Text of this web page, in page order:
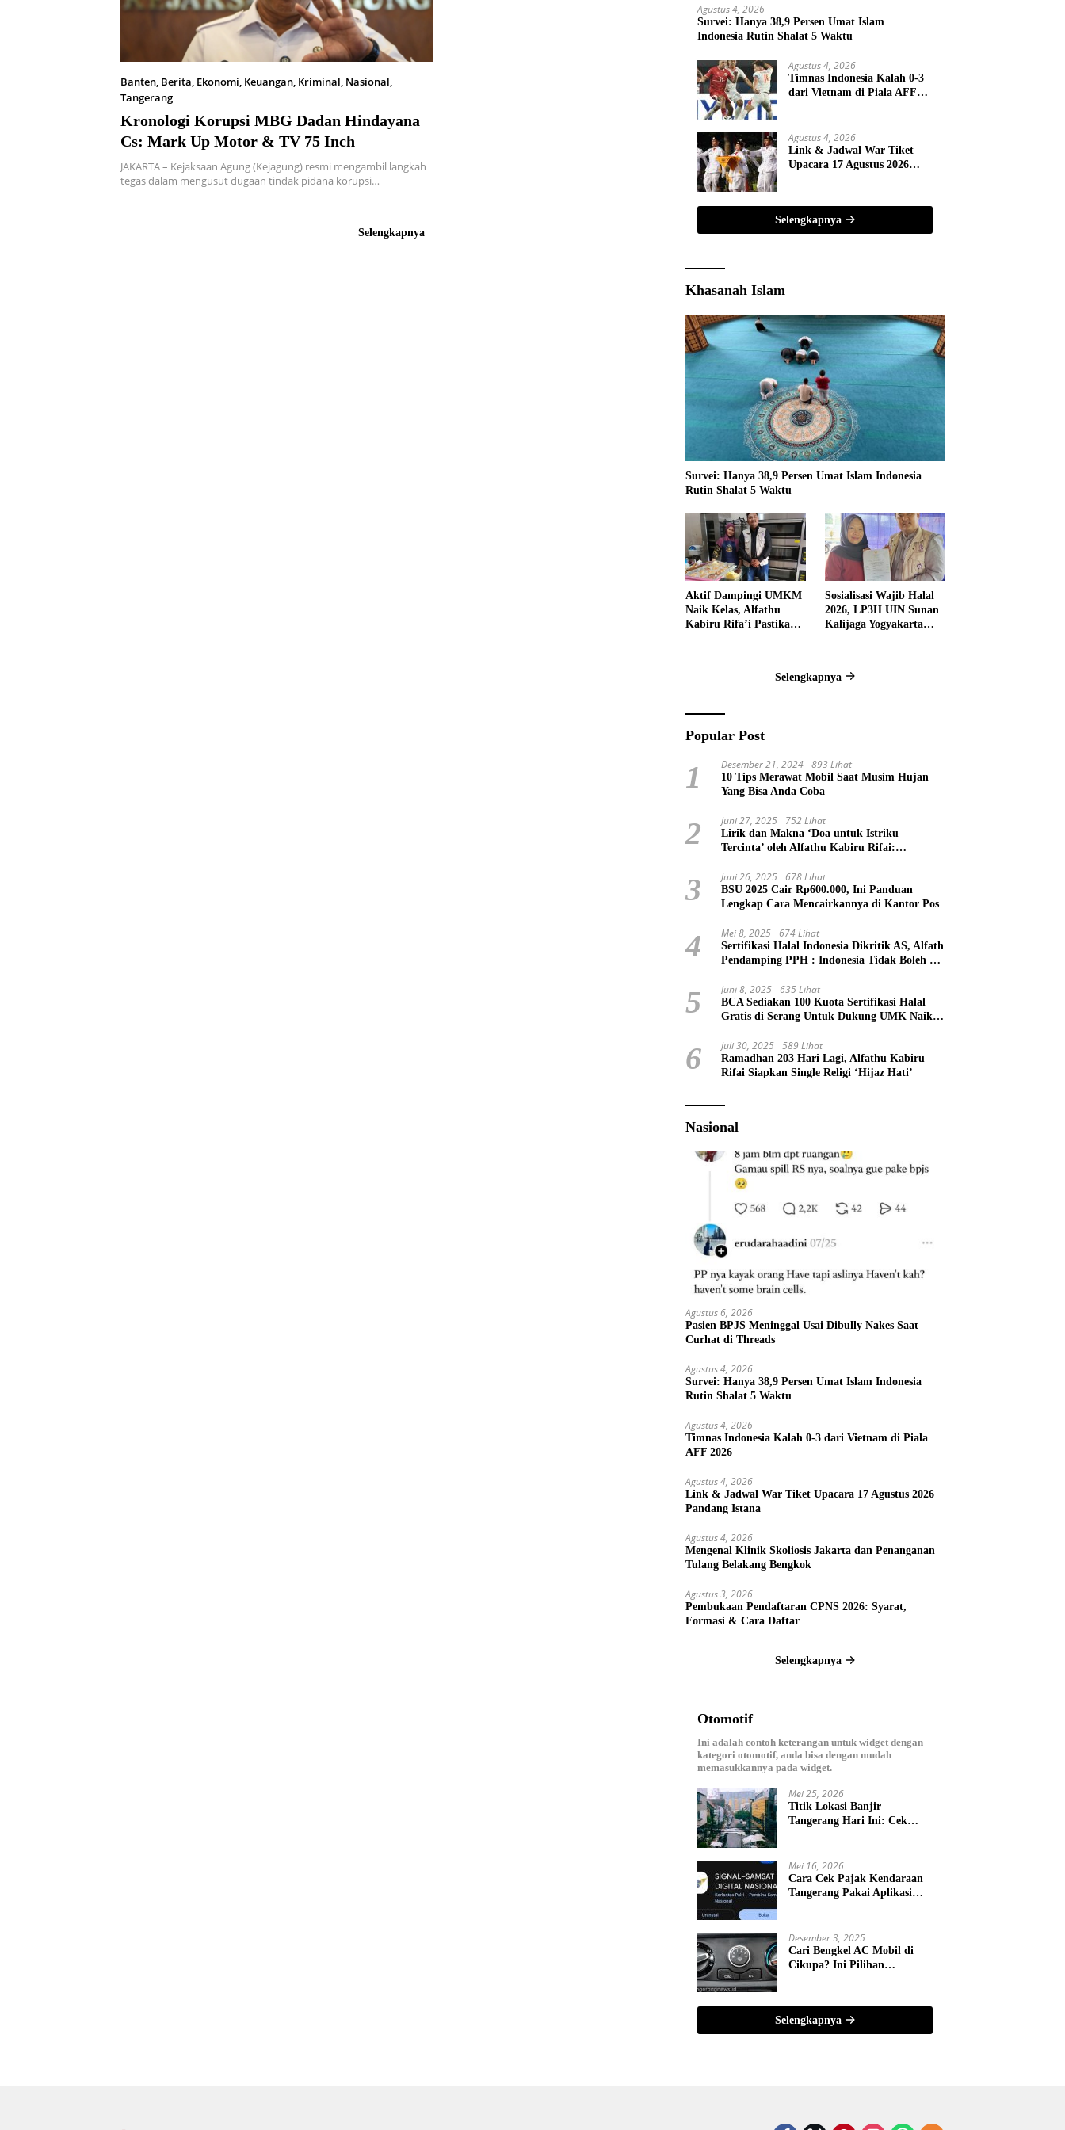
Banten Berita Ekonomi Keuangan Kriminal Nasional
Tangerang
Juni 4, 2026
Kronologi Korupsi MBG Dadan Hindayana
Cs: Mark Up Motor & TV 75 Inch
JAKARTA – Kejaksaan Agung (Kejagung) resmi mengambil langkah
tegas dalam mengusut dugaan tindak pidana korupsi…
Selengkapnya
Agustus 4, 2026
Survei: Hanya 38,9 Persen Umat Islam
Indonesia Rutin Shalat 5 Waktu
Agustus 4, 2026
Timnas Indonesia Kalah 0-3
dari Vietnam di Piala AFF
Agustus 4, 2026
Link & Jadwal War Tiket
Upacara 17 Agustus 2026
Selengkapnya
Khasanah Islam
Survei: Hanya 38,9 Persen Umat Islam Indonesia
Rutin Shalat 5 Waktu
Aktif Dampingi UMKM
Naik Kelas, Alfathu
Kabiru Rifa’i Pastikan
Sosialisasi Wajib Halal
2026, LP3H UIN Sunan
Kalijaga Yogyakarta
Selengkapnya
Popular Post
1 Desember 21, 2024 893 Lihat
10 Tips Merawat Mobil Saat Musim Hujan
Yang Bisa Anda Coba
2 Juni 27, 2025 752 Lihat
Lirik dan Makna ‘Doa untuk Istriku
Tercinta’ oleh Alfathu Kabiru Rifai:
3 Juni 26, 2025 678 Lihat
BSU 2025 Cair Rp600.000, Ini Panduan
Lengkap Cara Mencairkannya di Kantor Pos
4 Mei 8, 2025 674 Lihat
Sertifikasi Halal Indonesia Dikritik AS, Alfath
Pendamping PPH : Indonesia Tidak Boleh di
5 Juni 8, 2025 635 Lihat
BCA Sediakan 100 Kuota Sertifikasi Halal
Gratis di Serang Untuk Dukung UMK Naik
6 Juli 30, 2025 589 Lihat
Ramadhan 203 Hari Lagi, Alfathu Kabiru
Rifai Siapkan Single Religi ‘Hijaz Hati’
Nasional
Agustus 6, 2026
Pasien BPJS Meninggal Usai Dibully Nakes Saat
Curhat di Threads
Agustus 4, 2026
Survei: Hanya 38,9 Persen Umat Islam Indonesia
Rutin Shalat 5 Waktu
Agustus 4, 2026
Timnas Indonesia Kalah 0-3 dari Vietnam di Piala
AFF 2026
Agustus 4, 2026
Link & Jadwal War Tiket Upacara 17 Agustus 2026
Pandang Istana
Agustus 4, 2026
Mengenal Klinik Skoliosis Jakarta dan Penanganan
Tulang Belakang Bengkok
Agustus 3, 2026
Pembukaan Pendaftaran CPNS 2026: Syarat,
Formasi & Cara Daftar
Selengkapnya
Otomotif
Ini adalah contoh keterangan untuk widget dengan
kategori otomotif, anda bisa dengan mudah
memasukkannya pada widget.
Mei 25, 2026
Titik Lokasi Banjir
Tangerang Hari Ini: Cek
Mei 16, 2026
Cara Cek Pajak Kendaraan
Tangerang Pakai Aplikasi
Desember 3, 2025
Cari Bengkel AC Mobil di
Cikupa? Ini Pilihan
Selengkapnya